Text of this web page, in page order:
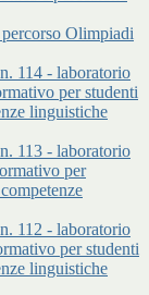
Olimpiadi
114 - laboratorio
per studenti
linguistiche
113 - laboratorio
per
112 - laboratorio
per studenti
linguistiche